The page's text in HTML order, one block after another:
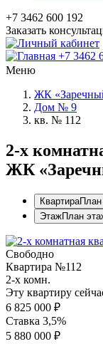
+7 3462 600 192
Заказать
+7 3462
Меню
ЖК
Дом № 9
кв. № 112
2-x
ЖК
Квартира
ЭтажПлан
Свободно
Квартира №112
2-х комн.
Эту квартиру
6 825 000 ₽
Ставка 3,5%
5 880 000 ₽